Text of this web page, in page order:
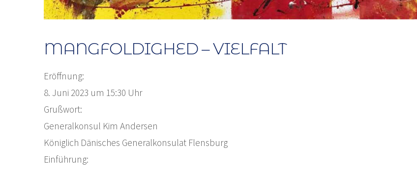
MANGFOLDIGHED – VIELFALT
Eröffnung:
8. Juni 2023 um 15:30 Uhr
Grußwort:
Generalkonsul Kim Andersen
Königlich Dänisches Generalkonsulat Flensburg
Einführung: